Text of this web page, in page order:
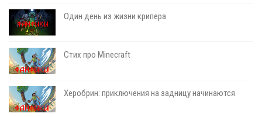
Один день из жизни крипера
Стих про Minecraft
Херобрин: приключения на задницу начинаются